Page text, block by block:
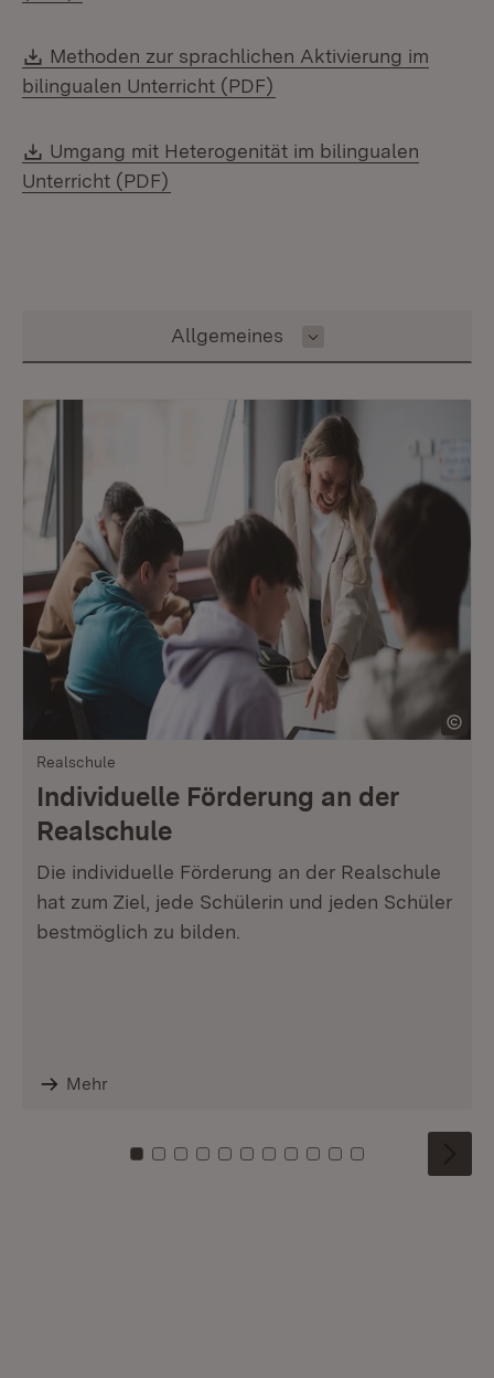
Download:
Methoden zur sprachlichen Aktivierung im
bilingualen Unterricht (PDF)
Download:
Umgang mit Heterogenität im bilingualen
Unterricht (PDF)
Inhalt auswählen
Allgemeines
Realschule
Individuelle Förderung an der
Realschule
Die individuelle Förderung an der Realschule
hat zum Ziel, jede Schülerin und jeden Schüler
bestmöglich zu bilden.
Mehr
Zu Kachel: 0
Zu Kachel: 1
Zu Kachel: 2
Zu Kachel: 3
Zu Kachel: 4
Zu Kachel: 5
Zu Kachel: 6
Zu Kachel: 7
Zu Kachel: 8
Zu Kachel: 9
Zu Kachel: 10